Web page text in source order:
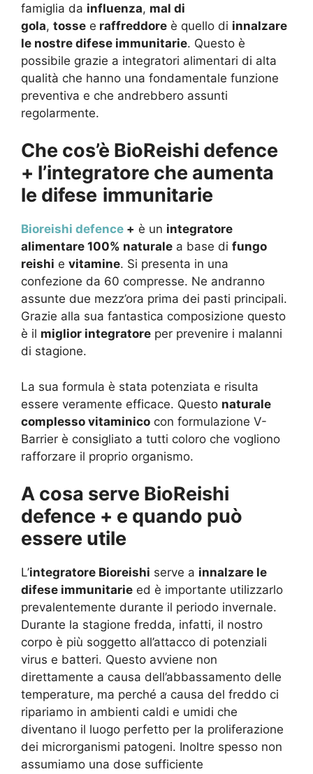
famiglia da influenza, mal di
gola, tosse e raffreddore è quello di innalzare
le nostre difese immunitarie. Questo è
possibile grazie a integratori alimentari di alta
qualità che hanno una fondamentale funzione
preventiva e che andrebbero assunti
regolarmente.
Che cos’è BioReishi defence
+ l’integratore che aumenta
le difese immunitarie
Bioreishi defence + è un integratore
alimentare 100% naturale a base di fungo
reishi e vitamine. Si presenta in una
confezione da 60 compresse. Ne andranno
assunte due mezz’ora prima dei pasti principali.
Grazie alla sua fantastica composizione questo
è il miglior integratore per prevenire i malanni
di stagione.
La sua formula è stata potenziata e risulta
essere veramente efficace. Questo naturale
complesso vitaminico con formulazione V-
Barrier è consigliato a tutti coloro che vogliono
rafforzare il proprio organismo.
A cosa serve BioReishi
defence + e quando può
essere utile
L’integratore Bioreishi serve a innalzare le
difese immunitarie ed è importante utilizzarlo
prevalentemente durante il periodo invernale.
Durante la stagione fredda, infatti, il nostro
corpo è più soggetto all’attacco di potenziali
virus e batteri. Questo avviene non
direttamente a causa dell’abbassamento delle
temperature, ma perché a causa del freddo ci
ripariamo in ambienti caldi e umidi che
diventano il luogo perfetto per la proliferazione
dei microrganismi patogeni. Inoltre spesso non
assumiamo una dose sufficiente